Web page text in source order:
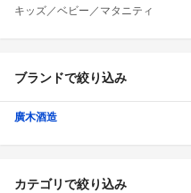
キッズ／ベビー／マタニティ
ブランドで絞り込み
廣木酒造
カテゴリで絞り込み